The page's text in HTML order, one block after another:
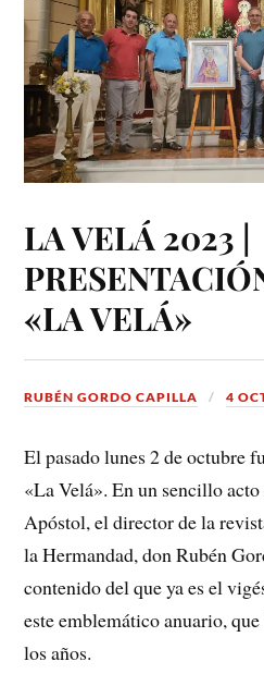
LA VELÁ 2023 |
«LA VELÁ»
RUBÉN GORDO CAPILLA 4
El pasado lunes 2 de octubre
«La Velá». En un sencillo
Apóstol, el director de la
la Hermandad, don Rubén
contenido del que ya es el
este emblemático anuario,
los años.